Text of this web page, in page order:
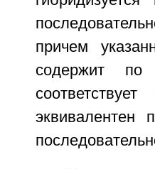
причем
содержит
эквивалентен